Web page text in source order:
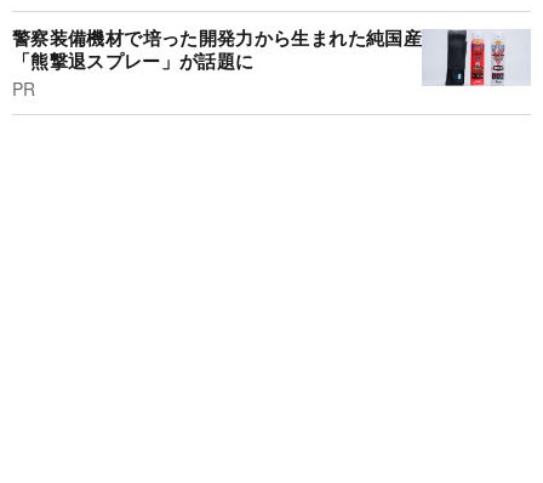
警察装備機材で培った開発力から生まれた純国産
「熊撃退スプレー」が話題に
PR